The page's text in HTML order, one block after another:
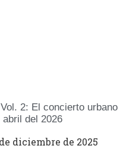
2: El concierto urbano
del 2026
diciembre de 2025